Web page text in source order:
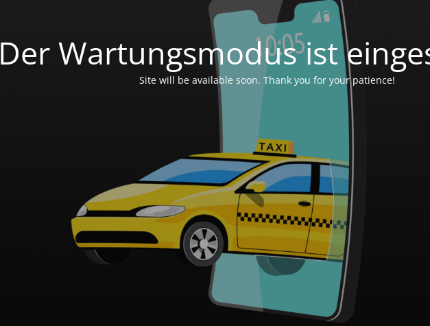
Der Wartungsmodus ist
Site will be available soon. Thank you for your patience!